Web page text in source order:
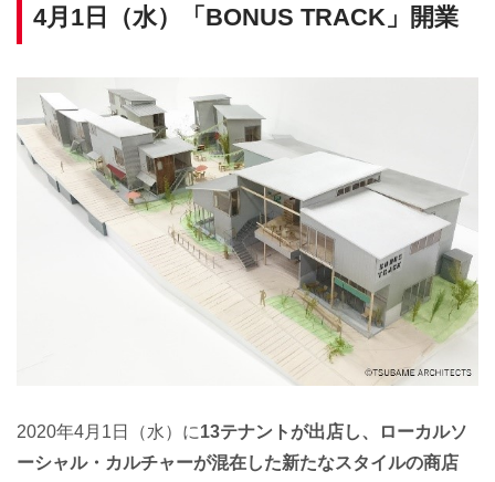
4月1日（水）「BONUS TRACK」開業
2020年4月1日（水）に13テナントが出店し、ローカルソ
ーシャル・カルチャーが混在した新たなスタイルの商店